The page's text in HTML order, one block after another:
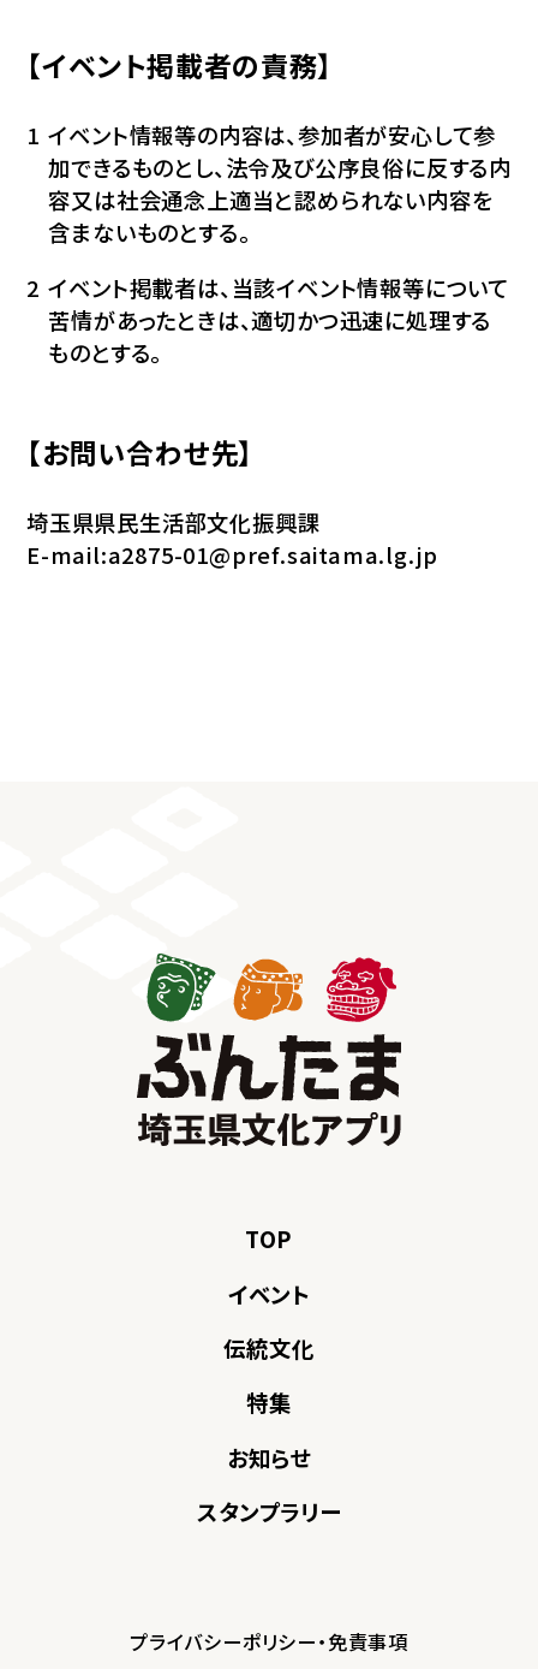
【イベント掲載者の責務】
イベント情報等の内容は、参加者が安心して参
加できるものとし、法令及び公序良俗に反する内
容又は社会通念上適当と認められない内容を
含まないものとする。
イベント掲載者は、当該イベント情報等について
苦情があったときは、適切かつ迅速に処理する
ものとする。
【お問い合わせ先】
埼玉県県民生活部文化振興課
E-mail:a2875-01@pref.saitama.lg.jp
TOP
イベント
伝統文化
特集
お知らせ
スタンプラリー
プライバシーポリシー・免責事項